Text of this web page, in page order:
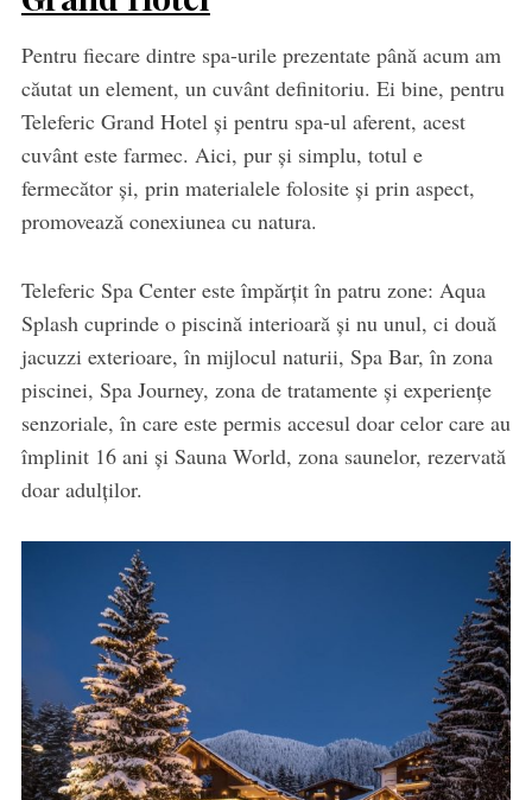
Pentru fiecare dintre spa-urile prezentate până acum am
căutat un element, un cuvânt definitoriu. Ei bine, pentru
Teleferic Grand Hotel și pentru spa-ul aferent, acest
cuvânt este farmec. Aici, pur și simplu, totul e
fermecător și, prin materialele folosite și prin aspect,
promovează conexiunea cu natura.
Teleferic Spa Center este împărțit în patru zone: Aqua
Splash cuprinde o piscină interioară și nu unul, ci două
jacuzzi exterioare, în mijlocul naturii, Spa Bar, în zona
piscinei, Spa Journey, zona de tratamente și experiențe
senzoriale, în care este permis accesul doar celor care au
împlinit 16 ani și Sauna World, zona saunelor, rezervată
doar adulților.